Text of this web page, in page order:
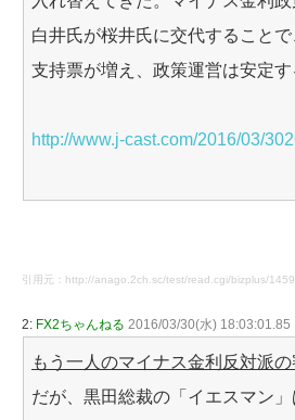
白井氏が桜井氏に交代すること
支持票が増え、政策運営は安定す
http://www.j-cast.com/2016/03/
引用元：http://anago.2ch.sc/test/read.cgi/bizplus/
2: FX2ちゃんねる 2016/03/30(水) 18:03:01.85
もう一人のマイナス金利反対派
だが、黒田総裁の「イエスマン